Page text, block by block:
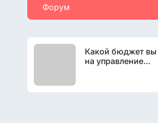
Форум
Какой бюджет вы
на управление